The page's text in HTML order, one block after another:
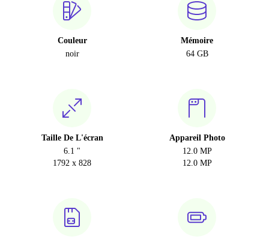
Couleur
noir
Mémoire
64 GB
Taille De L'écran
6.1 "
1792 x 828
Appareil Photo
12.0 MP
12.0 MP